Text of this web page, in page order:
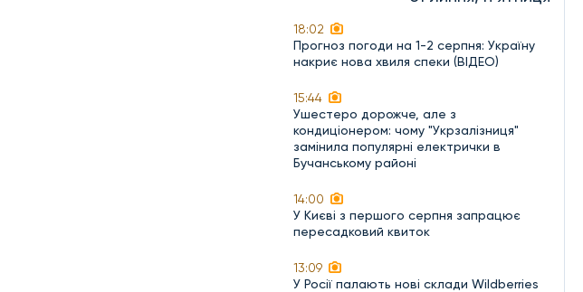
18:02
Прогноз погоди на 1-2 серпня: Україну
накриє нова хвиля спеки (ВІДЕО)
15:44
Ушестеро дорожче, але з
кондиціонером: чому "Укрзалізниця"
замінила популярні електрички в
Бучанському районі
14:00
У Києві з першого серпня запрацює
пересадковий квиток
13:09
У Росії палають нові склади Wildberries